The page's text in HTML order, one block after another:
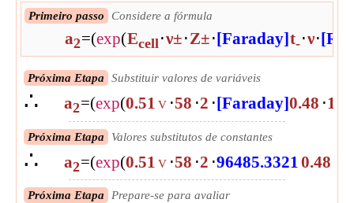
Primeiro passo Considere a fórmula
a2=(exp(Ecell⋅ν±⋅Z±⋅[Faraday]t-⋅ν⋅[R]
Próxima Etapa Substituir valores de variáveis
∴ a2=(exp(0.51 V ⋅58 ⋅2 ⋅[Faraday]0.48 ⋅110
Próxima Etapa Valores substitutos de constantes
∴ a2=(exp(0.51 V ⋅58 ⋅2 ⋅96485.3321 0.48
Próxima Etapa Prepare-se para avaliar